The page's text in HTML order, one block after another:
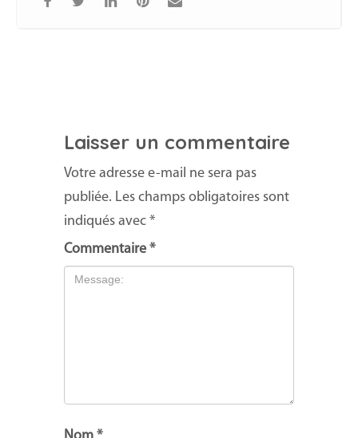
Laisser un commentaire
Votre adresse e-mail ne sera pas
publiée. Les champs obligatoires sont
indiqués avec *
Commentaire *